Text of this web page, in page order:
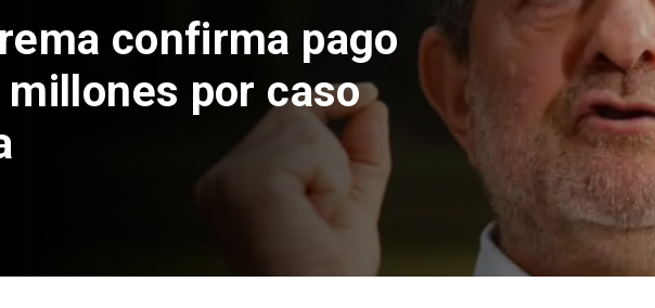
Codelco suspende construcción
de Andes Norte en El Teniente
por riesgos sísmicos